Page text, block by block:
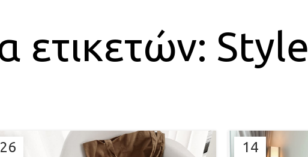
ετικετών: Style
26 14